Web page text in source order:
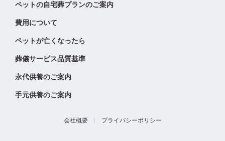
ペットの自宅葬プランのご案内
費用について
ペットが亡くなったら
葬儀サービス品質基準
永代供養のご案内
手元供養のご案内
会社概要| プライバシーポリシー